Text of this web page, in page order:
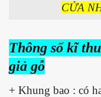
CỬA
Thông số kĩ
giả gỗ
+ Khung bao : có